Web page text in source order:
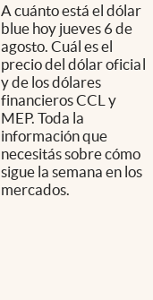
A cuánto está el dólar
blue hoy jueves 6 de
agosto. Cuál es el
precio del dólar oficial
y de los dólares
financieros CCL y
MEP. Toda la
información que
necesitás sobre cómo
sigue la semana en los
mercados.